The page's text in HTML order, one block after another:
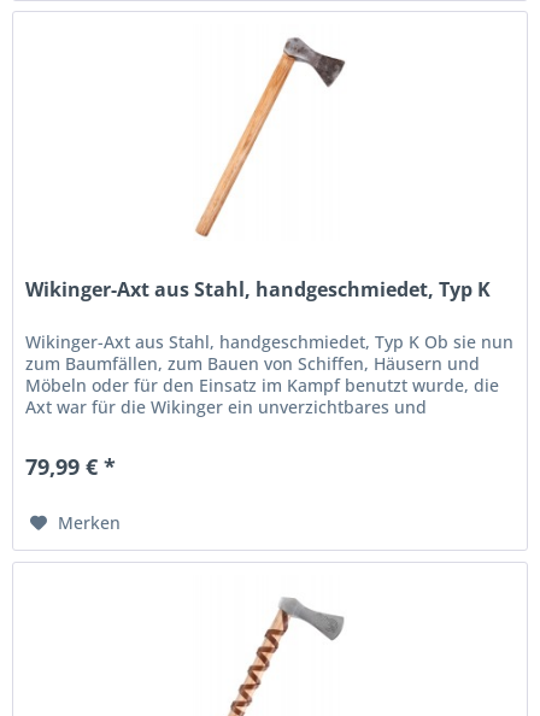
Wikinger-Axt aus Stahl, handgeschmiedet, Typ K
Wikinger-Axt aus Stahl, handgeschmiedet, Typ K Ob sie nun
zum Baumfällen, zum Bauen von Schiffen, Häusern und
Möbeln oder für den Einsatz im Kampf benutzt wurde, die
Axt war für die Wikinger ein unverzichtbares und
79,99 € *
Merken